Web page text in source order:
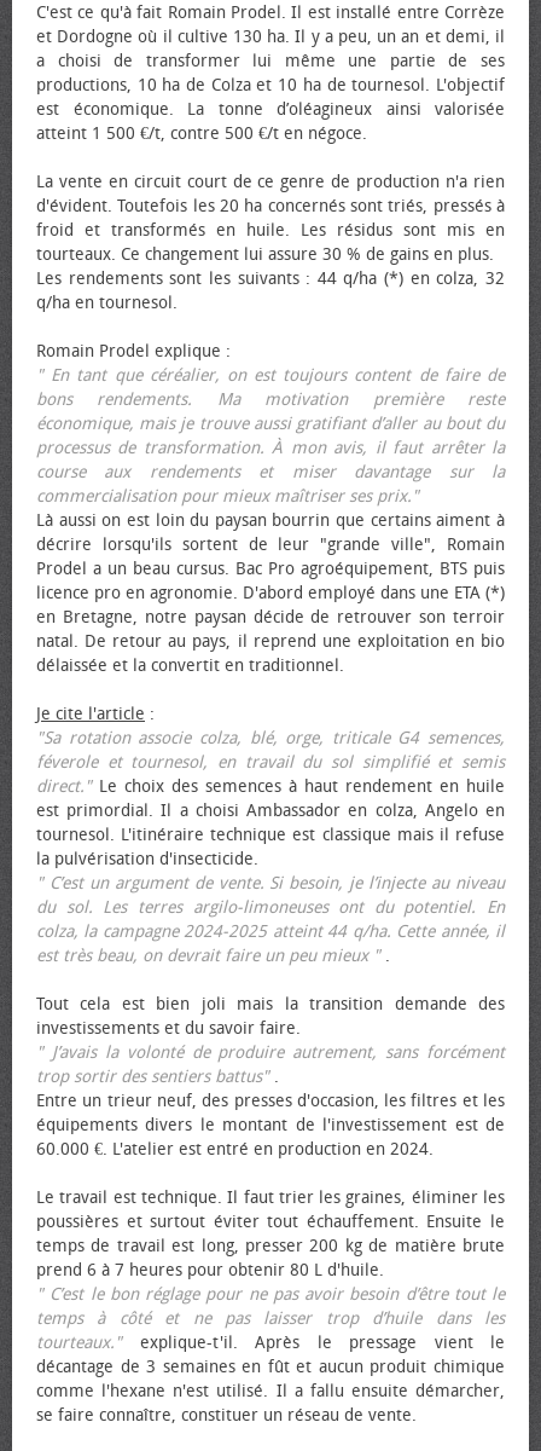
C'est ce qu'à fait Romain Prodel. Il est installé entre Corrèze
et Dordogne où il cultive 130 ha. Il y a peu, un an et demi, il
a choisi de transformer lui même une partie de ses
productions, 10 ha de Colza et 10 ha de tournesol. L'objectif
est économique. La tonne d’oléagineux ainsi valorisée
atteint 1 500 €/t, contre 500 €/t en négoce.
La vente en circuit court de ce genre de production n'a rien
d'évident. Toutefois les 20 ha concernés sont triés, pressés à
froid et transformés en huile. Les résidus sont mis en
tourteaux. Ce changement lui assure 30 % de gains en plus.
Les rendements sont les suivants : 44 q/ha (*) en colza, 32
q/ha en tournesol.
Romain Prodel explique :
" En tant que céréalier, on est toujours content de faire de
bons rendements. Ma motivation première reste
économique, mais je trouve aussi gratifiant d’aller au bout du
processus de transformation. À mon avis, il faut arrêter la
course aux rendements et miser davantage sur la
commercialisation pour mieux maîtriser ses prix."
Là aussi on est loin du paysan bourrin que certains aiment à
décrire lorsqu'ils sortent de leur "grande ville", Romain
Prodel a un beau cursus. Bac Pro agroéquipement, BTS puis
licence pro en agronomie. D'abord employé dans une ETA (*)
en Bretagne, notre paysan décide de retrouver son terroir
natal. De retour au pays, il reprend une exploitation en bio
délaissée et la convertit en traditionnel.
Je cite l'article :
"Sa rotation associe colza, blé, orge, triticale G4 semences,
féverole et tournesol, en travail du sol simplifié et semis
direct."Le choix des semences à haut rendement en huile
est primordial. Il a choisi Ambassador en colza, Angelo en
tournesol. L'itinéraire technique est classique mais il refuse
la pulvérisation d'insecticide.
" C’est un argument de vente. Si besoin, je l’injecte au niveau
du sol. Les terres argilo-limoneuses ont du potentiel. En
colza, la campagne 2024-2025 atteint 44 q/ha. Cette année, il
est très beau, on devrait faire un peu mieux ".
Tout cela est bien joli mais la transition demande des
investissements et du savoir faire.
" J’avais la volonté de produire autrement, sans forcément
trop sortir des sentiers battus".
Entre un trieur neuf, des presses d'occasion, les filtres et les
équipements divers le montant de l'investissement est de
60.000 €. L'atelier est entré en production en 2024.
Le travail est technique. Il faut trier les graines, éliminer les
poussières et surtout éviter tout échauffement. Ensuite le
temps de travail est long, presser 200 kg de matière brute
prend 6 à 7 heures pour obtenir 80 L d'huile.
" C’est le bon réglage pour ne pas avoir besoin d’être tout le
temps à côté et ne pas laisser trop d’huile dans les
tourteaux."explique-t'il. Après le pressage vient le
décantage de 3 semaines en fût et aucun produit chimique
comme l'hexane n'est utilisé. Il a fallu ensuite démarcher,
se faire connaître, constituer un réseau de vente.